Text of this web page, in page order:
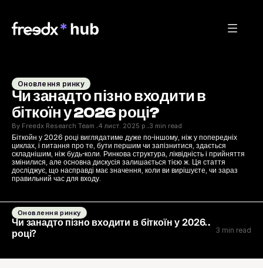
Оновлення ринку
Чи занадто пізно входити в
біткоїн у 2026 році?
By Freedx Research Team ·4 лист. 2025 р.·3 min read
Біткойн у 2026 році виглядатиме дуже по-іншому, ніж у попередніх
циклах, і питання про те, бути першим чи запізнитися, здається
складнішим, ніж будь-коли. Ринкова структура, ліквідність і прийняття
змінилися, але основна дискусія залишається тією ж. Ця стаття
досліджує, що насправді має значення, коли ви вирішуєте, чи зараз
правильний час для входу.
Оновлення ринку
Чи занадто пізно входити в біткоїн у 2026
році?
3 min read